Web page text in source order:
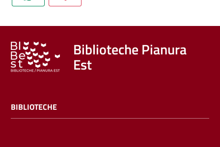
e
Calendario
Online
Biblioteche Pianura
Est
BIBLIOTECHE